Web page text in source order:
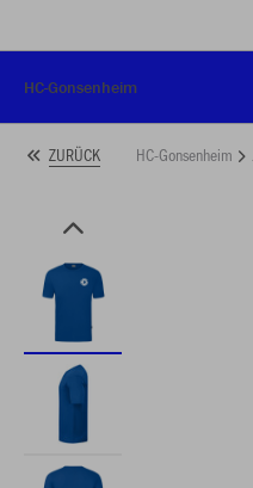
HC-Gonsenheim
ZURÜCK HC-Gonsenheim